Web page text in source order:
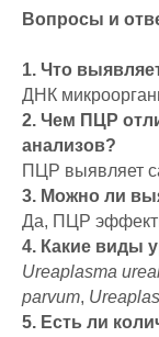
Вопросы и
1. Что
ДНК
2. Чем ПЦР
анализов?
ПЦР выявляет
3. Можно ли
Да, ПЦР
4. Какие виды
Ureaplasma
parvum,
5. Есть ли